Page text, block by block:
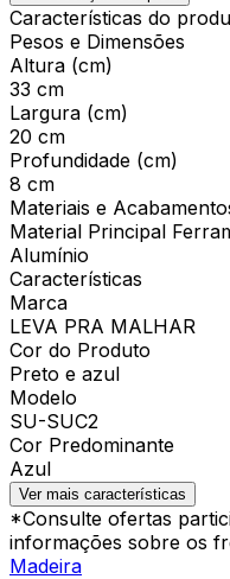
Características do
Pesos e Dimensões
Altura (cm)
33 cm
Largura (cm)
20 cm
Profundidade (cm)
8 cm
Materiais e
Material Principal
Alumínio
Características
Marca
LEVA PRA MALHAR
Cor do Produto
Preto e azul
Modelo
SU-SUC2
Cor Predominante
Azul
Ver mais características
*Consulte ofertas
informações sobre os
Madeira